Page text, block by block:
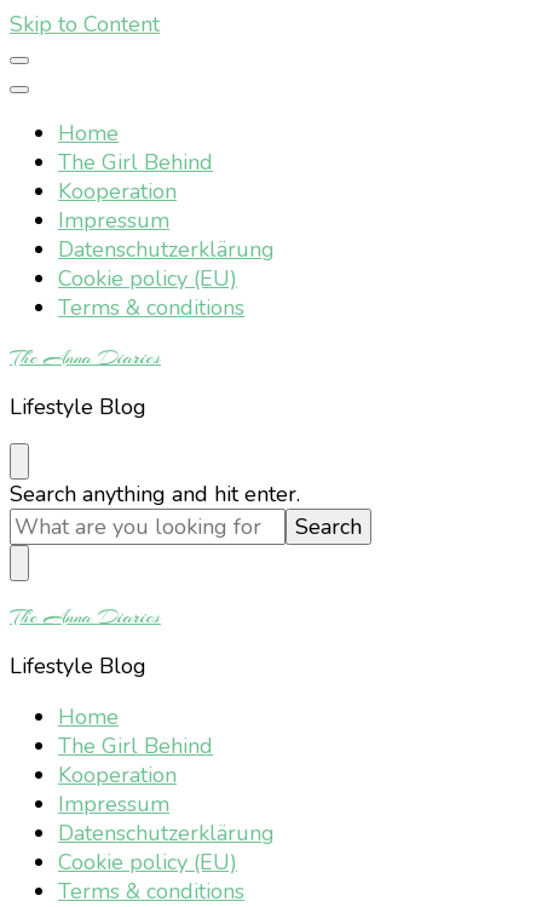
Skip to Content
Home
The Girl Behind
Kooperation
Impressum
Datenschutzerklärung
Cookie policy (EU)
Terms & conditions
The Anna Diaries
Lifestyle Blog
Looking
for
Something?
Search anything and hit enter.
The Anna Diaries
Lifestyle Blog
Home
The Girl Behind
Kooperation
Impressum
Datenschutzerklärung
Cookie policy (EU)
Terms & conditions